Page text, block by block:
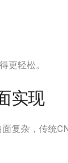
更轻松。
实现
复杂，传统